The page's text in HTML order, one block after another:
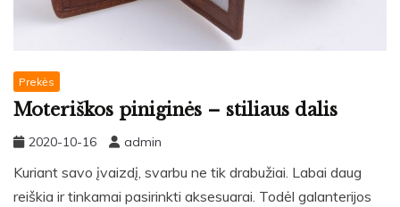
Prekės
Moteriškos piniginės – stiliaus dalis
2020-10-16 admin
Kuriant savo įvaizdį, svarbu ne tik drabužiai. Labai daug
reiškia ir tinkamai pasirinkti aksesuarai. Todėl galanterijos